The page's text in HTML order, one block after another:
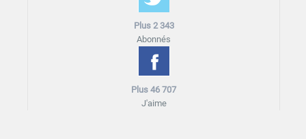
Plus 2 343
Abonnés
Plus 46 707
J'aime